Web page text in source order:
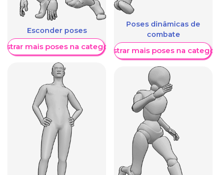
Esconder poses
mais poses na categoria
Poses dinâmicas de
combate
Mostrar mais poses na